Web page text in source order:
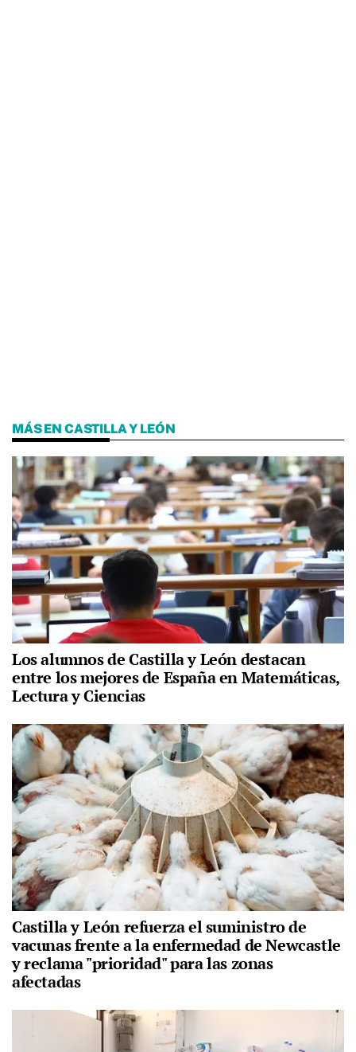
MÁS EN CASTILLA Y LEÓN
Los alumnos de Castilla y León destacan
entre los mejores de España en Matemáticas,
Lectura y Ciencias
Castilla y León refuerza el suministro de
vacunas frente a la enfermedad de Newcastle
y reclama "prioridad" para las zonas
afectadas